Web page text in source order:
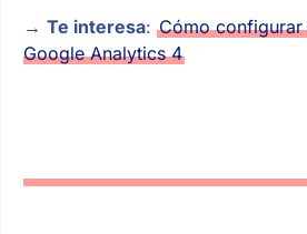
→ Te interesa: Cómo configurar
Google Analytics 4